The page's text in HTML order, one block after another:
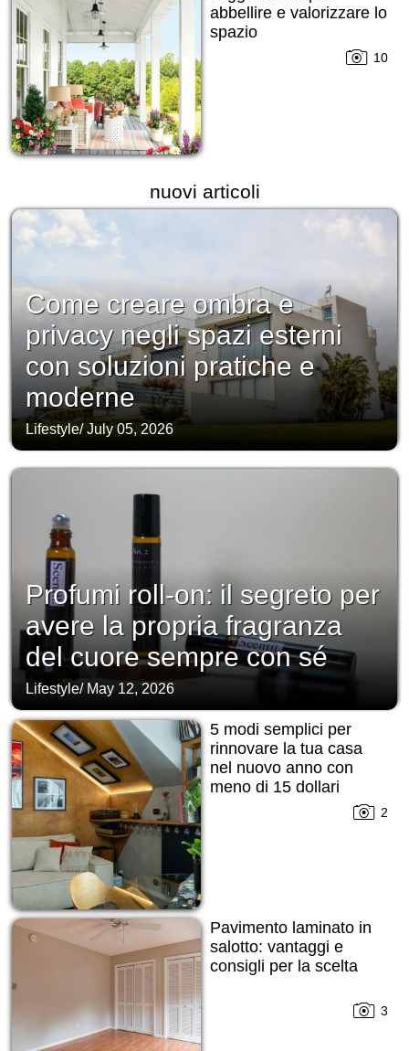
abbellire e valorizzare lo
spazio
10
nuovi articoli
Come creare ombra e
privacy negli spazi esterni
con soluzioni pratiche e
moderne
Lifestyle/July 05, 2026
Profumi roll-on: il segreto per
avere la propria fragranza
del cuore sempre con sé
Lifestyle/ May 12, 2026
5 modi semplici per
rinnovare la tua casa
nel nuovo anno con
meno di 15 dollari
2
Pavimento laminato in
salotto: vantaggi e
consigli per la scelta
3